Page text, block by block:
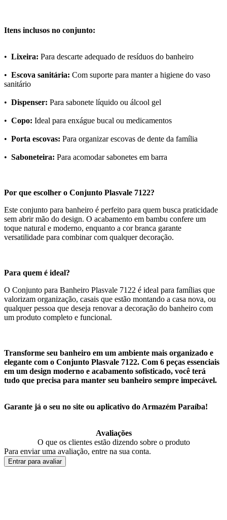
Itens inclusos no conjunto:
• Lixeira: Para descarte adequado de resíduos do banheiro
• Escova sanitária: Com suporte para manter a higiene do vaso
sanitário
• Dispenser: Para sabonete líquido ou álcool gel
• Copo: Ideal para enxágue bucal ou medicamentos
• Porta escovas: Para organizar escovas de dente da família
• Saboneteira: Para acomodar sabonetes em barra
Por que escolher o Conjunto Plasvale 7122?
Este conjunto para banheiro é perfeito para quem busca praticidade
sem abrir mão do design. O acabamento em bambu confere um
toque natural e moderno, enquanto a cor branca garante
versatilidade para combinar com qualquer decoração.
Para quem é ideal?
O Conjunto para Banheiro Plasvale 7122 é ideal para famílias que
valorizam organização, casais que estão montando a casa nova, ou
qualquer pessoa que deseja renovar a decoração do banheiro com
um produto completo e funcional.
Transforme seu banheiro em um ambiente mais organizado e
elegante com o Conjunto Plasvale 7122. Com 6 peças essenciais
em um design moderno e acabamento sofisticado, você terá
tudo que precisa para manter seu banheiro sempre impecável.
Garante já o seu no site ou aplicativo do Armazém Paraíba!
Avaliações
O que os clientes estão dizendo sobre o produto
Para enviar uma avaliação, entre na sua conta.
Entrar para avaliar